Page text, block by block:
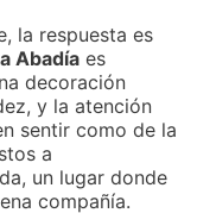
la respuesta es
Abadía es
decoración
y la atención
sentir como de la
a
un lugar donde
compañía.